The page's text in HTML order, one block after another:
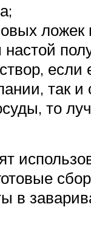
ложек
настой
если
так
то
в